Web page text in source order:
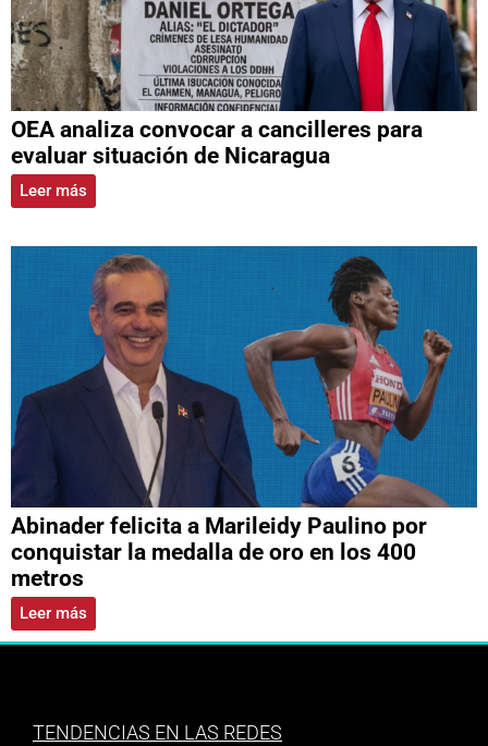
OEA analiza convocar a cancilleres para
evaluar situación de Nicaragua
Leer más
Abinader felicita a Marileidy Paulino por
conquistar la medalla de oro en los 400
metros
Leer más
TENDENCIAS EN LAS REDES